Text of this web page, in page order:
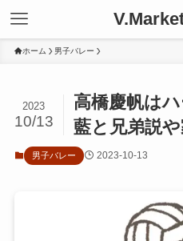
ホーム 男子バレー
高橋慶帆は
藍と兄弟説や
2023
10/13
男子バレー 2023-10-13